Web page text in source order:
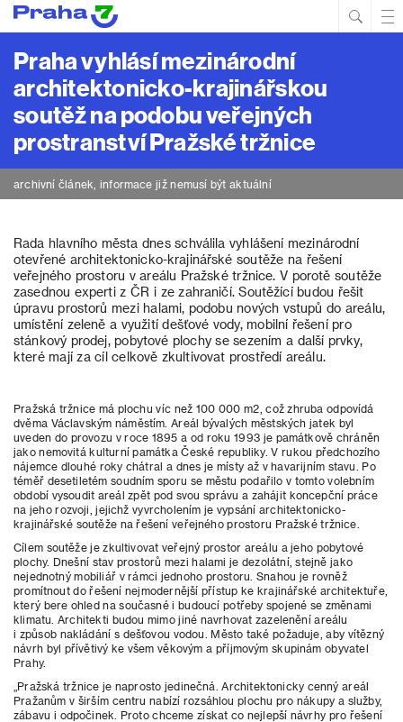
Praha vyhlásí mezinárodní
architektonicko-krajinářskou
soutěž na podobu veřejných
prostranství Pražské tržnice
archivní článek, informace již nemusí být aktuální
Rada hlavního města dnes schválila vyhlášení mezinárodní
otevřené architektonicko-krajinářské soutěže na řešení
veřejného prostoru v areálu Pražské tržnice. V porotě soutěže
zasednou experti z ČR i ze zahraničí. Soutěžící budou řešit
úpravu prostorů mezi halami, podobu nových vstupů do areálu,
umístění zeleně a využití dešťové vody, mobilní řešení pro
stánkový prodej, pobytové plochy se sezením a další prvky,
které mají za cíl celkově zkultivovat prostředí areálu.
Pražská tržnice má plochu víc než 100 000 m2, což zhruba odpovídá
dvěma Václavským náměstím. Areál bývalých městských jatek byl
uveden do provozu v roce 1895 a od roku 1993 je památkově chráněn
jako nemovitá kulturní památka České republiky. V rukou předchozího
nájemce dlouhé roky chátral a dnes je místy až v havarijním stavu. Po
téměř desetiletém soudním sporu se městu podařilo v tomto volebním
období vysoudit areál zpět pod svou správu a zahájit koncepční práce
na jeho rozvoji, jejichž vyvrcholením je vypsání architektonicko-
krajinářské soutěže na řešení veřejného prostoru Pražské tržnice.
Cílem soutěže je zkultivovat veřejný prostor areálu a jeho pobytové
plochy. Dnešní stav prostorů mezi halami je dezolátní, stejně jako
nejednotný mobiliář v rámci jednoho prostoru. Snahou je rovněž
promítnout do řešení nejmodernější přístup ke krajinářské architektuře,
který bere ohled na současné i budoucí potřeby spojené se změnami
klimatu. Architekti budou mimo jiné navrhovat zazelenění areálu
i způsob nakládání s dešťovou vodou. Město také požaduje, aby vítězný
návrh byl přívětivý ke všem věkovým a příjmovým skupinám obyvatel
Prahy.
„Pražská tržnice je naprosto jedinečná. Architektonicky cenný areál
Pražanům v širším centru nabízí rozsáhlou plochu pro nákupy a služby,
zábavu i odpočinek. Proto chceme získat co nejlepší návrhy pro řešení